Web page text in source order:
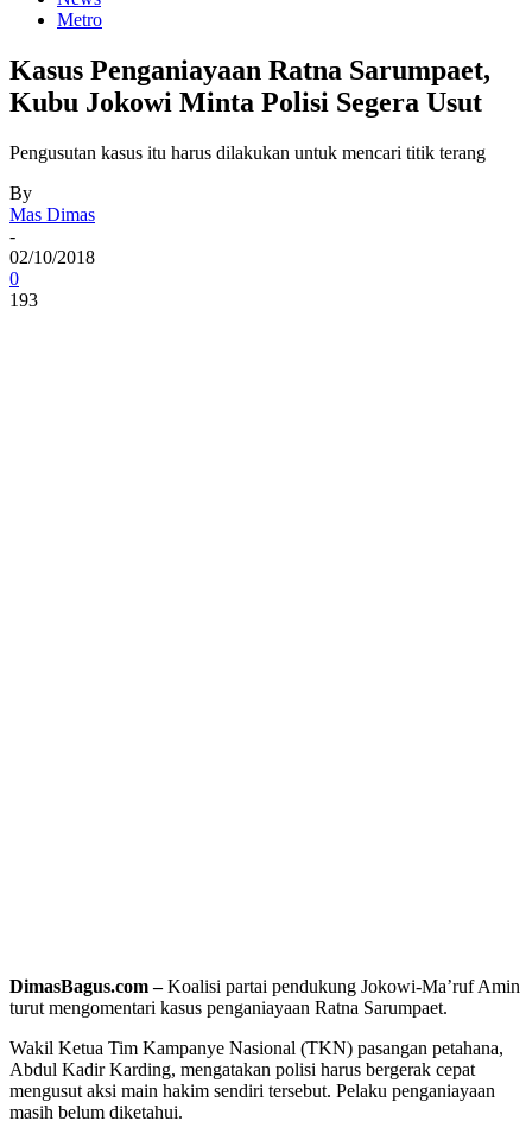
Metro
Kasus Penganiayaan Ratna Sarumpaet,
Kubu Jokowi Minta Polisi Segera Usut
Pengusutan kasus itu harus dilakukan untuk mencari titik terang
By
Mas Dimas
-
02/10/2018
0
193
DimasBagus.com –Koalisi partai pendukung Jokowi-Ma’ruf Amin
turut mengomentari kasus penganiayaan Ratna Sarumpaet.
Wakil Ketua Tim Kampanye Nasional (TKN) pasangan petahana,
Abdul Kadir Karding, mengatakan polisi harus bergerak cepat
mengusut aksi main hakim sendiri tersebut. Pelaku penganiayaan
masih belum diketahui.